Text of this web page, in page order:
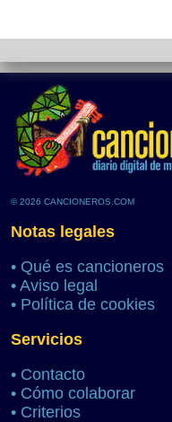
© 2026 CANCIONEROS.COM
Notas legales
• Qué es cancioneros
• Aviso legal
• Política de cookies
Servicios
• Contacto
• Cómo colaborar
• Criterios